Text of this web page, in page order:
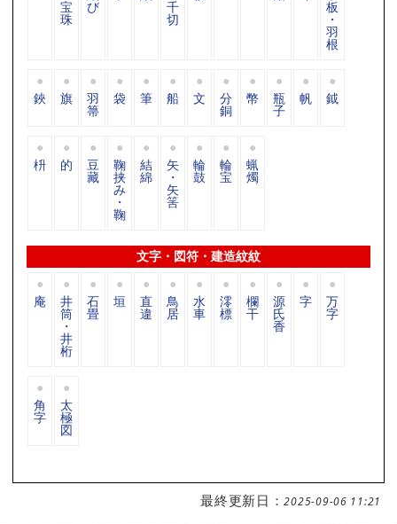
宝
珠
び 千
切
板
・
羽
根
鋏 旗 羽
箒
袋 筆 船 文 分
銅
幣 瓶
子
帆 鉞
枡 的 豆
藏
鞠
挟
み
・
鞠
結
綿
矢
・
矢
筈
輪
鼓
輪
宝
蝋
燭
文字・図符・建造紋紋
庵 井
筒
・
井
桁
石
畳
垣 直
違
鳥
居
水
車
澪
標
欄
干
源
氏
香
字 万
字
角
字
太
極
図
最終更新日：2025-09-06 11:21